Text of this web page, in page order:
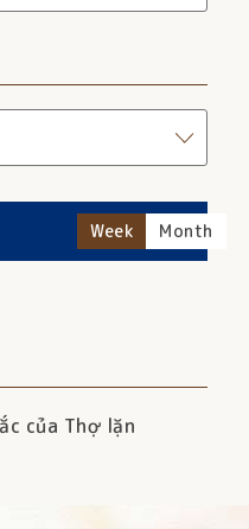
Week Month
của Thợ lặn